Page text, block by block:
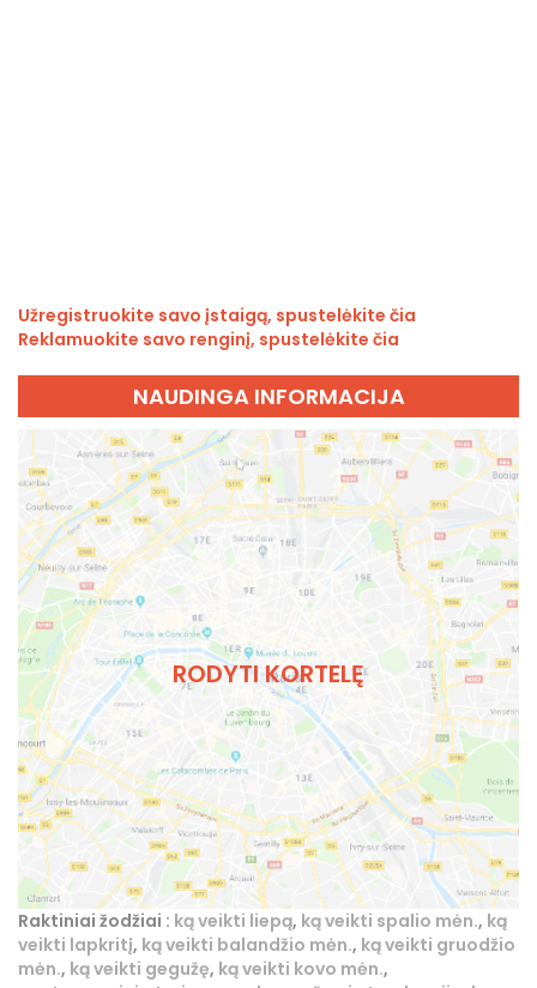
Užregistruokite savo įstaigą, spustelėkite čia
Reklamuokite savo renginį, spustelėkite čia
NAUDINGA INFORMACIJA
RODYTI KORTELĘ
Raktiniai žodžiai : ką veikti liepą, ką veikti spalio mėn., ką
veikti lapkritį, ką veikti balandžio mėn., ką veikti gruodžio
mėn., ką veikti gegužę, ką veikti kovo mėn.,